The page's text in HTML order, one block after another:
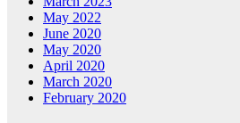
May 2022
June 2020
May 2020
April 2020
March 2020
February 2020